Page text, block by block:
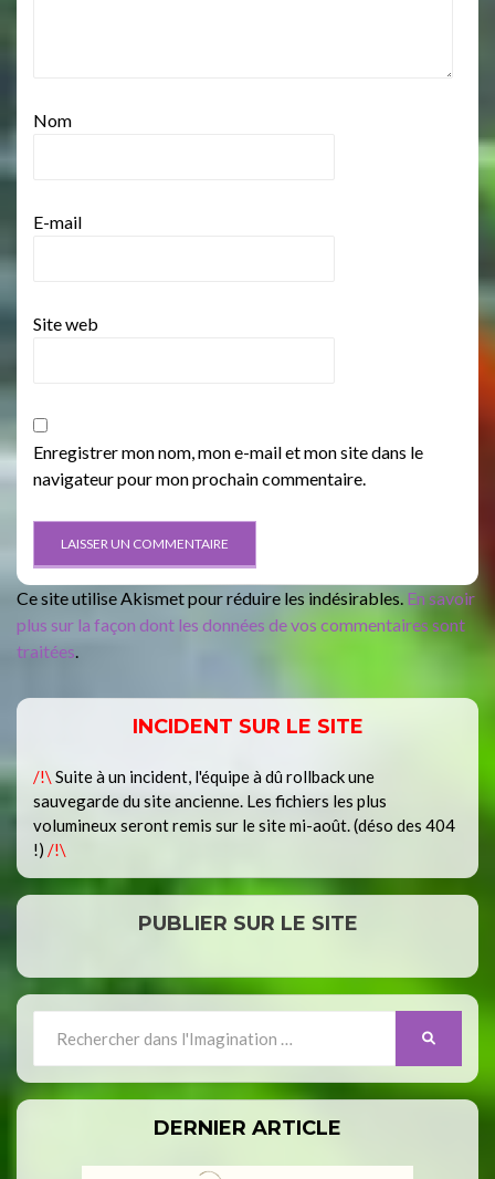
Nom
E-mail
Site web
Enregistrer mon nom, mon e-mail et mon site dans le
navigateur pour mon prochain commentaire.
Ce site utilise Akismet pour réduire les indésirables. En savoir
plus sur la façon dont les données de vos commentaires sont
traitées
INCIDENT SUR LE SITE
/!\ Suite à un incident, l'équipe à dû rollback une
sauvegarde du site ancienne. Les fichiers les plus
volumineux seront remis sur le site mi-août. (déso des 404
!) /!\
PUBLIER SUR LE SITE
for:
DERNIER ARTICLE